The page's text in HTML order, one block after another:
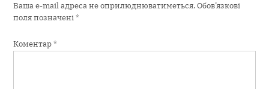
Ваша e-mail адреса не оприлюднюватиметься. Обов’язкові
поля позначені*
Коментар*